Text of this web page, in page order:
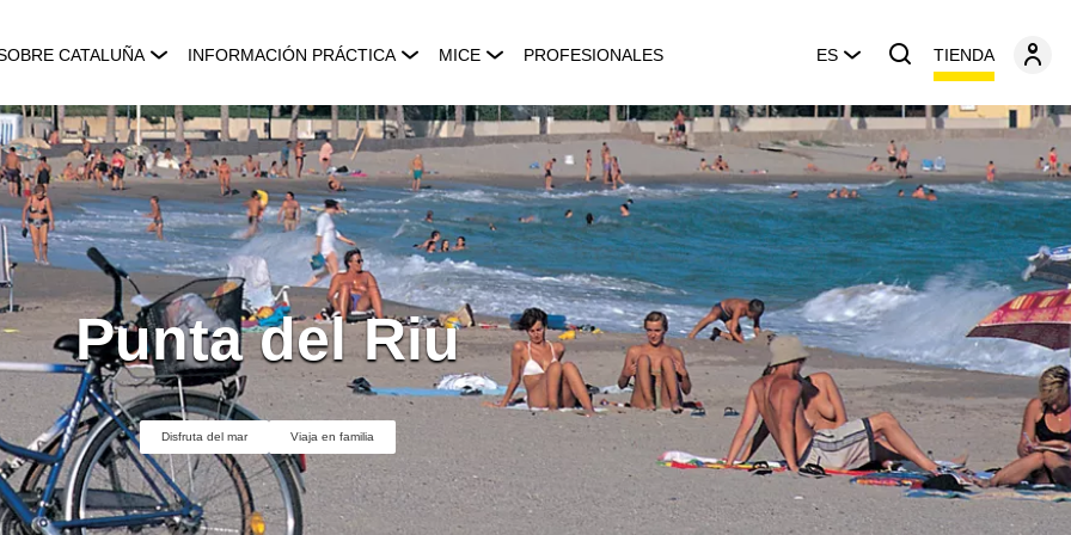
CATALUÑA INFORMACIÓN PRÁCTICA MICE PROFESIONALES ES TIENDA
Punta del Riu
Disfruta del mar Viaja en familia